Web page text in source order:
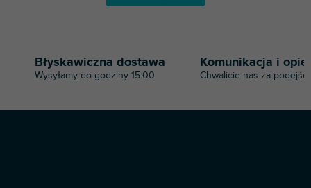
l
t
Błyskawiczna dostawa
Wysyłamy do godziny 15:00
Komunikacja i
Chwalicie nas za